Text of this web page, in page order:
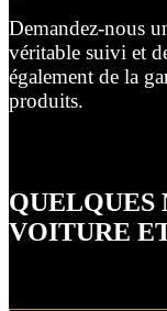
Demandez-nous
véritable suivi et
également de la
produits.
QUELQUES
VOITURE